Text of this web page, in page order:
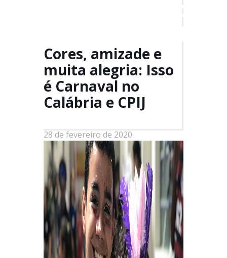
Cores, amizade e
muita alegria: Isso
é Carnaval no
Calábria e CPIJ
28 de fevereiro de 2020